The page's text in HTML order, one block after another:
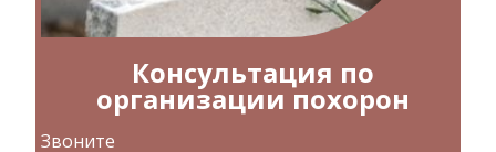
Консультация по
организации похорон
Звоните